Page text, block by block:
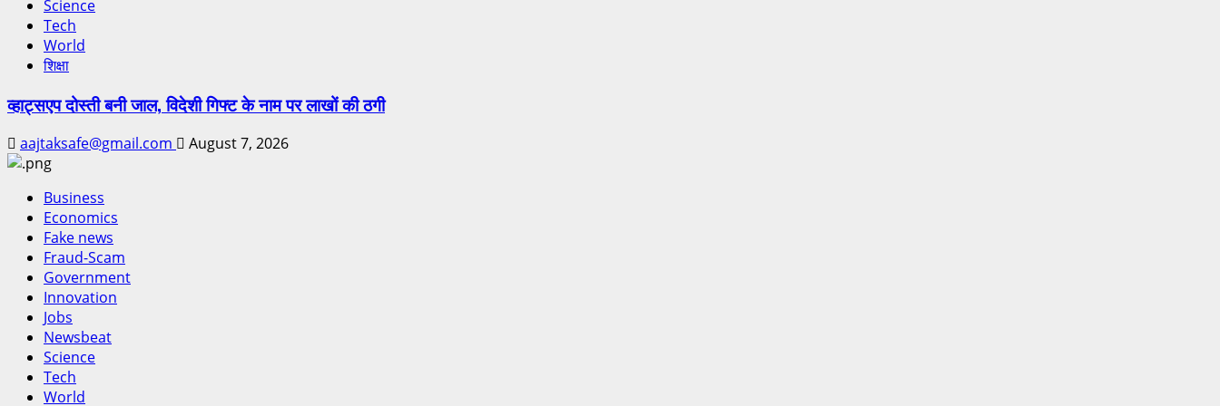
Science
Tech
World
शिक्षा
व्हाट्सएप दोस्ती बनी जाल, विदेशी गिफ्ट के नाम पर लाखों की ठगी
aajtaksafe@gmail.com August 7, 2026
Business
Economics
Fake news
Fraud-Scam
Government
Innovation
Jobs
Newsbeat
Science
Tech
World